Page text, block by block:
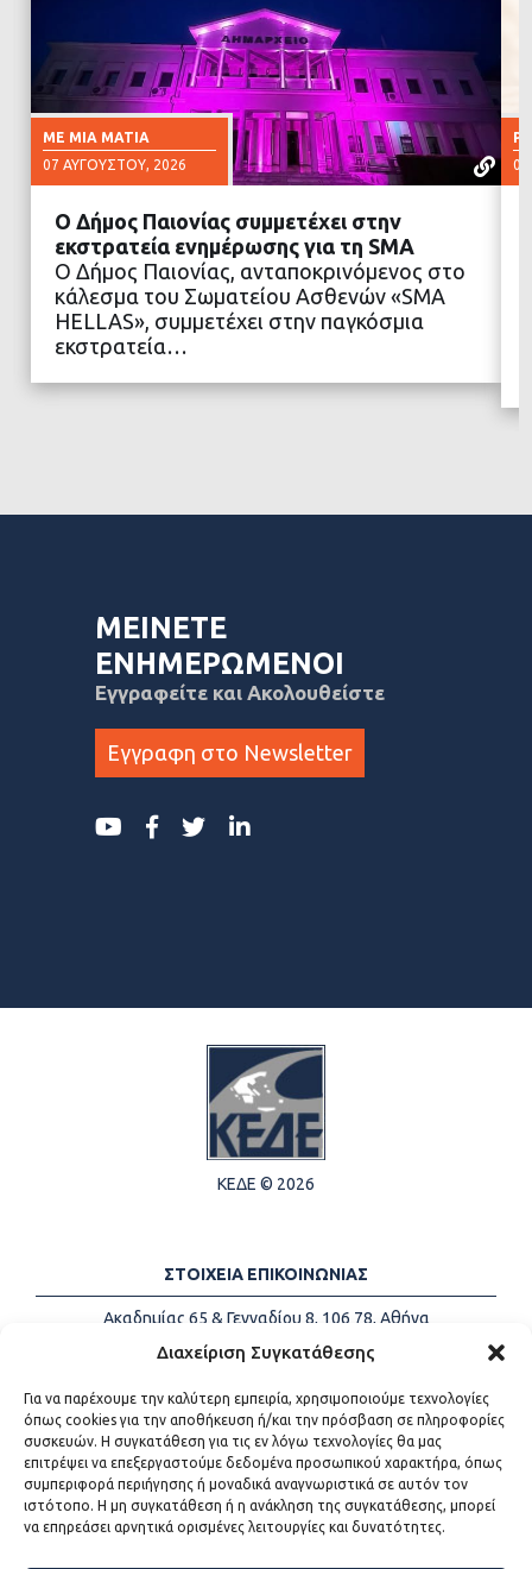
Διαχείριση Συγκατάθεσης
Για να παρέχουμε την καλύτερη εμπειρία, χρησιμοποιούμε τεχνολογίες
όπως cookies για την αποθήκευση ή/και την πρόσβαση σε πληροφορίες
συσκευών. Η συγκατάθεση για τις εν λόγω τεχνολογίες θα μας
επιτρέψει να επεξεργαστούμε δεδομένα προσωπικού χαρακτήρα, όπως
συμπεριφορά περιήγησης ή μοναδικά αναγνωριστικά σε αυτόν τον
ιστότοπο. Η μη συγκατάθεση ή η ανάκληση της συγκατάθεσης, μπορεί
να επηρεάσει αρνητικά ορισμένες λειτουργίες και δυνατότητες.
ΜΕ ΜΙΑ ΜΑΤΙΆ
07 ΑΥΓΟΎΣΤΟΥ, 2026
ΔΙΑΒΑΣΤΕ ΠΕΡΙΣΣΟΤΕΡΑ
Ο Δήμος Παιονίας συμμετέχει στην
εκστρατεία ενημέρωσης για τη SMA
Ο Δήμος Παιονίας, ανταποκρινόμενος στο
κάλεσμα του Σωματείου Ασθενών «SMA
HELLAS», συμμετέχει στην παγκόσμια
εκστρατεία…
ΜΕΙΝΕΤΕ
ΕΝΗΜΕΡΩΜΕΝΟΙ
Εγγραφείτε και Ακολουθείστε
Εγγραφη στο Newsletter
ΚΕΔΕ © 2026
ΣΤΟΙΧΕΙΑ ΕΠΙΚΟΙΝΩΝΙΑΣ
Ακαδημίας 65 & Γενναδίου 8, 106 78, Αθήνα
Τηλέφωνα:
+30 213-2147500
Email:
info@kede.gr
ΧΡΗΣΙΜΟΙ ΣΥΝΔΕΣΜΟΙ
Η ΚΕΔΕ